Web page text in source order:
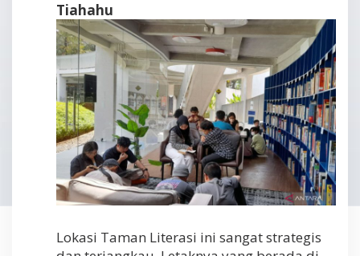
Tiahahu
Lokasi Taman Literasi ini sangat strategis